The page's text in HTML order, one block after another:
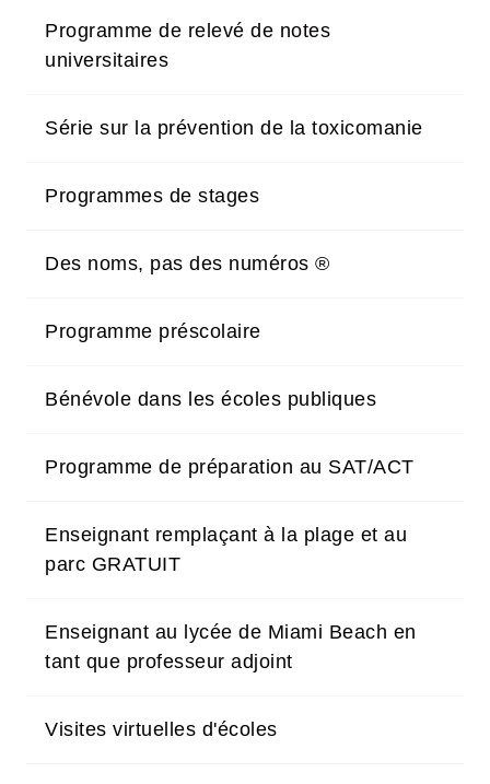
Programme de relevé de notes
universitaires
Série sur la prévention de la toxicomanie
Programmes de stages
Des noms, pas des numéros ®
Programme préscolaire
Bénévole dans les écoles publiques
Programme de préparation au SAT/ACT
Enseignant remplaçant à la plage et au
parc GRATUIT
Enseignant au lycée de Miami Beach en
tant que professeur adjoint
Visites virtuelles d'écoles